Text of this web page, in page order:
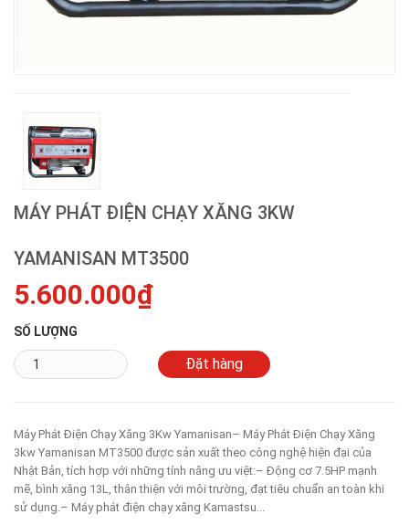
MÁY PHÁT ĐIỆN CHẠY XĂNG 3KW
YAMANISAN MT3500
5.600.000₫
SỐ LƯỢNG
Máy Phát Điện Chạy Xăng 3Kw Yamanisan– Máy Phát Điện Chạy Xăng
3kw Yamanisan MT3500 được sản xuất theo công nghệ hiện đại của
Nhật Bản, tích hợp với những tính năng ưu việt:– Động cơ 7.5HP mạnh
mẽ, bình xăng 13L, thân thiện với môi trường, đạt tiêu chuẩn an toàn khi
sử dụng.– Máy phát điện chạy xăng Kamastsu...